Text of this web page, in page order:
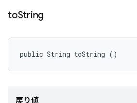
toString
public String toString ()
戻り値